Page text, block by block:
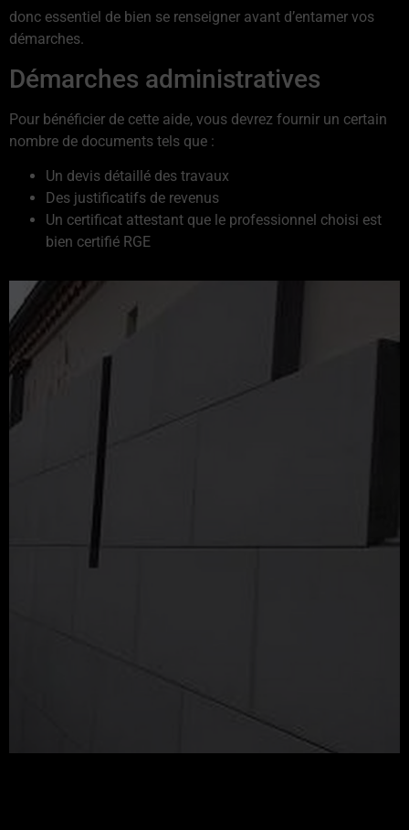
donc essentiel de bien se renseigner avant d’entamer vos
démarches.
Démarches administratives
Pour bénéficier de cette aide, vous devrez fournir un certain
nombre de documents tels que :
Un devis détaillé des travaux
Des justificatifs de revenus
Un certificat attestant que le professionnel choisi est
bien certifié RGE